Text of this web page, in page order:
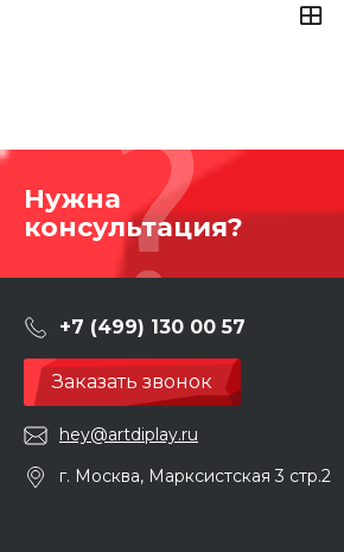
Нужна
консультация?
+7 (499) 130 00 57
Заказать звонок
hey@artdiplay.ru
г. Москва, Марксистская 3 стр.2